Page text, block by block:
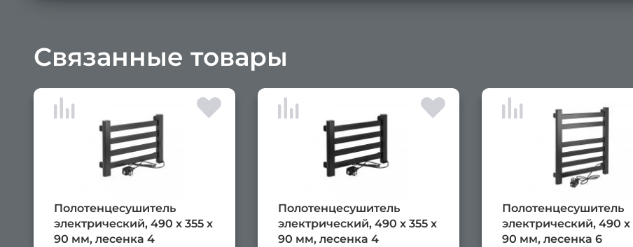
Связанные товары
Полотенцесушитель
электрический, 490 х 355 х
90 мм, лесенка 4
Полотенцесушитель
электрический, 490 х 355 х
90 мм, лесенка 4
Полотенцесушитель
электрический, 490 х
90 мм, лесенка 6